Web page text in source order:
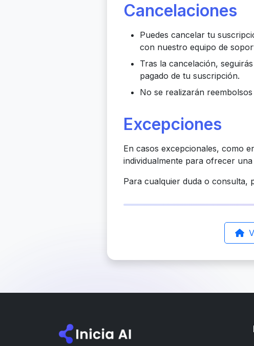
Cancelaciones
Puedes cancelar tu
con nuestro equipo de
Tras la cancelación,
pagado de tu suscripción.
No se realizarán
Excepciones
En casos excepcionales, como
individualmente para ofrecer
Para cualquier duda o consulta,